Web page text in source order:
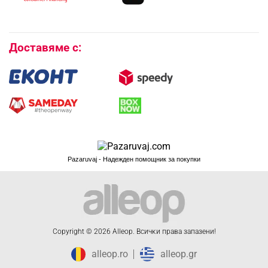
Доставяме с:
Pazaruvaj - Надежден помощник за покупки
Copyright © 2026 Alleop. Bcичĸи пpaвa зaпaзeни!
alleop.ro alleop.gr